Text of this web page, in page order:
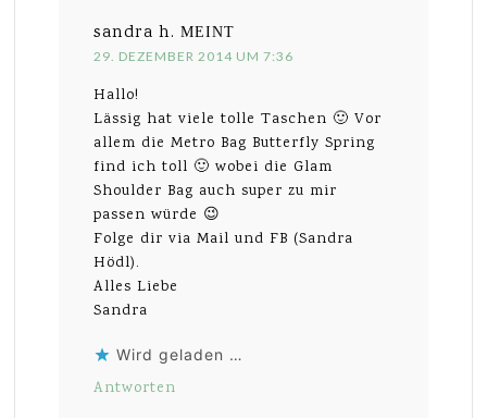
sandra h. MEINT
29. DEZEMBER 2014 UM 7:36
Hallo!
Lässig hat viele tolle Taschen 🙂 Vor
allem die Metro Bag Butterfly Spring
find ich toll 🙂 wobei die Glam
Shoulder Bag auch super zu mir
passen würde 😉
Folge dir via Mail und FB (Sandra
Hödl).
Alles Liebe
Sandra
Wird geladen …
Antworten